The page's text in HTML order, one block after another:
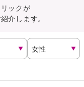
用保険
ックが
介します。